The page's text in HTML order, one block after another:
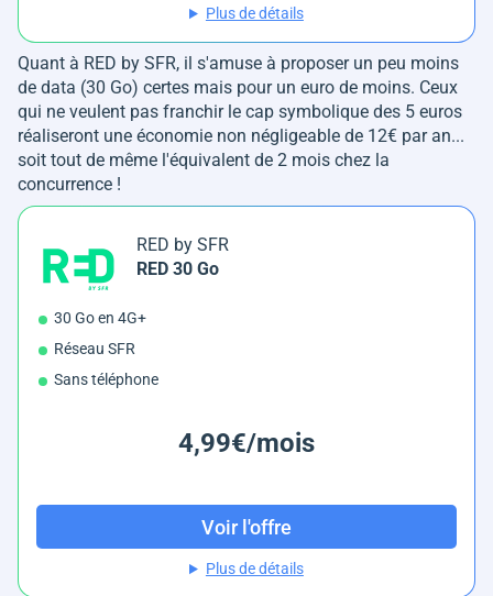
Plus de détails
Quant à RED by SFR, il s'amuse à proposer un peu moins
de data (30 Go) certes mais pour un euro de moins. Ceux
qui ne veulent pas franchir le cap symbolique des 5 euros
réaliseront une économie non négligeable de 12€ par an...
soit tout de même l'équivalent de 2 mois chez la
concurrence !
RED by SFR
RED 30 Go
30 Go en 4G+
Réseau SFR
Sans téléphone
4,99€/mois
Voir l'offre
Plus de détails